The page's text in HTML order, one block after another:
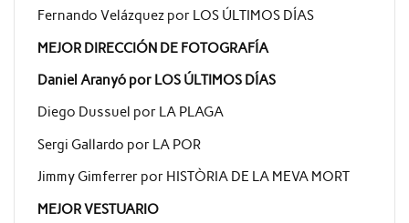
Fernando Velázquez por LOS ÚLTIMOS DÍAS
MEJOR DIRECCIÓN DE FOTOGRAFÍA
Daniel Aranyó por LOS ÚLTIMOS DÍAS
Diego Dussuel por LA PLAGA
Sergi Gallardo por LA POR
Jimmy Gimferrer por HISTÒRIA DE LA MEVA MORT
MEJOR VESTUARIO